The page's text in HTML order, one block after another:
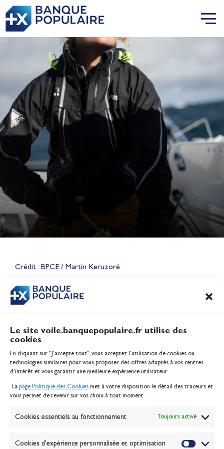
Le site voile.banquepopulaire.fr utilise des
cookies
En cliquant sur "J'accepte tout", vous acceptez l’utilisation de cookies ou
technologies similaires pour vous proposer des offres adaptés à vos centres
d’intérêt et vous garantir une meilleure expérience utilisateur.
La page Politique des Cookies met à votre disposition le détail des traceurs et
vous permet de revenir sur vos choix à tout moment.
Cookies essentiels au fonctionnement Toujours activé
Cookies d'expérience personnalisée et optimisation
Crédit : BPCE / Martin Keruzoré
CONTENU
Lauriane Nolot en or à Long
Jeux Olympiques 2028
Inscription serveur média
Contact
Politique des cookies
Banque de la voile
Passion Voile TV